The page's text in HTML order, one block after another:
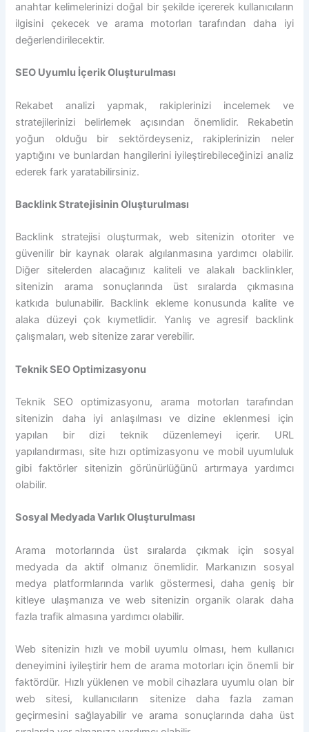
anahtar kelimelerinizi doğal bir şekilde içererek kullanıcıların
ilgisini çekecek ve arama motorları tarafından daha iyi
değerlendirilecektir.
SEO Uyumlu İçerik Oluşturulması
Rekabet analizi yapmak, rakiplerinizi incelemek ve
stratejilerinizi belirlemek açısından önemlidir. Rekabetin
yoğun olduğu bir sektördeyseniz, rakiplerinizin neler
yaptığını ve bunlardan hangilerini iyileştirebileceğinizi analiz
ederek fark yaratabilirsiniz.
Backlink Stratejisinin Oluşturulması
Backlink stratejisi oluşturmak, web sitenizin otoriter ve
güvenilir bir kaynak olarak algılanmasına yardımcı olabilir.
Diğer sitelerden alacağınız kaliteli ve alakalı backlinkler,
sitenizin arama sonuçlarında üst sıralarda çıkmasına
katkıda bulunabilir. Backlink ekleme konusunda kalite ve
alaka düzeyi çok kıymetlidir. Yanlış ve agresif backlink
çalışmaları, web sitenize zarar verebilir.
Teknik SEO Optimizasyonu
Teknik SEO optimizasyonu, arama motorları tarafından
sitenizin daha iyi anlaşılması ve dizine eklenmesi için
yapılan bir dizi teknik düzenlemeyi içerir. URL
yapılandırması, site hızı optimizasyonu ve mobil uyumluluk
gibi faktörler sitenizin görünürlüğünü artırmaya yardımcı
olabilir.
Sosyal Medyada Varlık Oluşturulması
Arama motorlarında üst sıralarda çıkmak için sosyal
medyada da aktif olmanız önemlidir. Markanızın sosyal
medya platformlarında varlık göstermesi, daha geniş bir
kitleye ulaşmanıza ve web sitenizin organik olarak daha
fazla trafik almasına yardımcı olabilir.
Web sitenizin hızlı ve mobil uyumlu olması, hem kullanıcı
deneyimini iyileştirir hem de arama motorları için önemli bir
faktördür. Hızlı yüklenen ve mobil cihazlara uyumlu olan bir
web sitesi, kullanıcıların sitenize daha fazla zaman
geçirmesini sağlayabilir ve arama sonuçlarında daha üst